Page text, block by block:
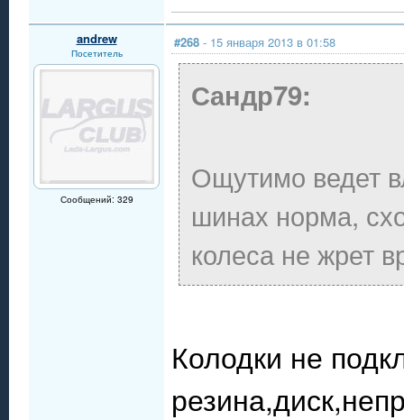
andrew
Посетитель
Сообщений: 329
#268 - 15 января 2013 в 01:58
Сандр79:
Ощутимо ведет
шинах норма,
колеса не жрет
Колодки не